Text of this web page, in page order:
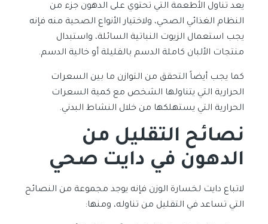
يعد تناول الأطعمة التي تحتوي على الدهون جزء من
النظام الغذائي الصحي، ولاختيار الأنواع الصحية منه فإنه
يجب استعمال الزيوت النباتية السائلة، واستبدال
منتجات الألبان كاملة الدسم بالقليلة أو خالية الدسم.
كما يجب أيضاً التحقق من التوازن ما بين السعرات
الحرارية التي يتناولها الشخص مع كمية السعرات
الحرارية التي يستهلكها من خلال النشاط البدني.
نصائح التقليل من
الدهون في دايت صحي
لاتباع دايت لخسارة الوزن فإنه يوجد مجموعة من النصائح
التي تساعد في التقليل من تناوله، ومنها: